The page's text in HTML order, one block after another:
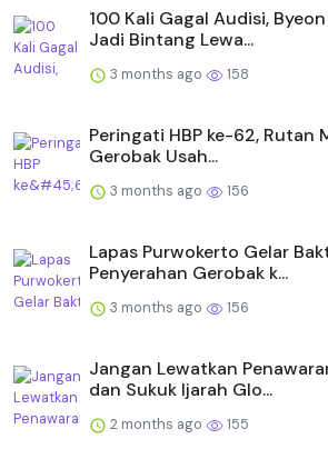
100 Kali Gagal Audisi,
Jadi Bintang Lewa...
3 months ago 158
Peringati HBP ke-62, Rutan
Gerobak Usah...
3 months ago 156
Lapas Purwokerto Gelar
Penyerahan Gerobak k...
3 months ago 156
Jangan Lewatkan
dan Sukuk Ijarah Glo...
2 months ago 155